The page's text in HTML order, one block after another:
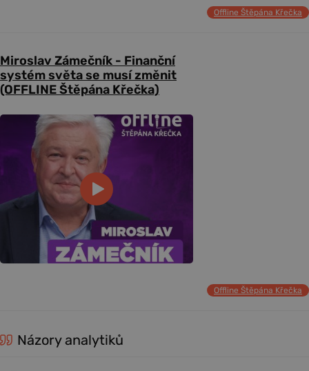
Offline Štěpána Křečka
Miroslav Zámečník - Finanční
systém světa se musí změnit
(OFFLINE Štěpána Křečka)
Offline Štěpána Křečka
Názory analytiků